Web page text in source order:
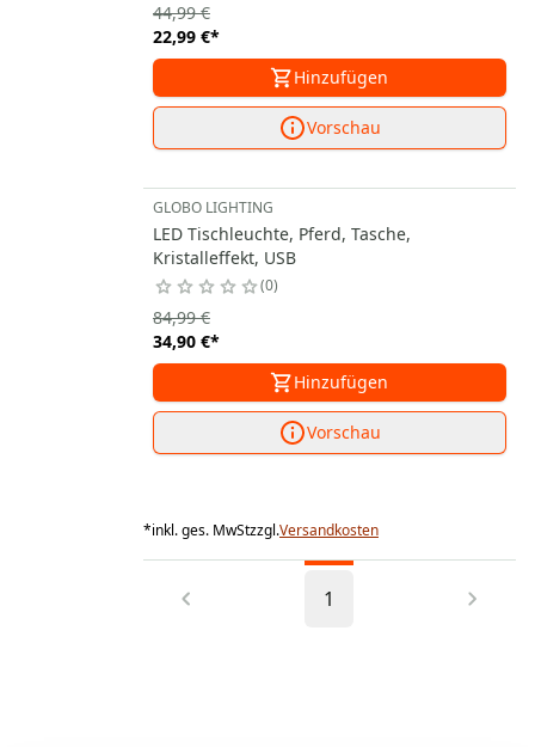
22,99 €*
44,99 €
Hinzufügen
Vorschau
GLOBO LIGHTING
LED Tischleuchte, Pferd, Tasche,
Kristalleffekt, USB
0
34,90 €*
84,99 €
Hinzufügen
Vorschau
*inkl. ges. MwStzzgl.Versandkosten
1